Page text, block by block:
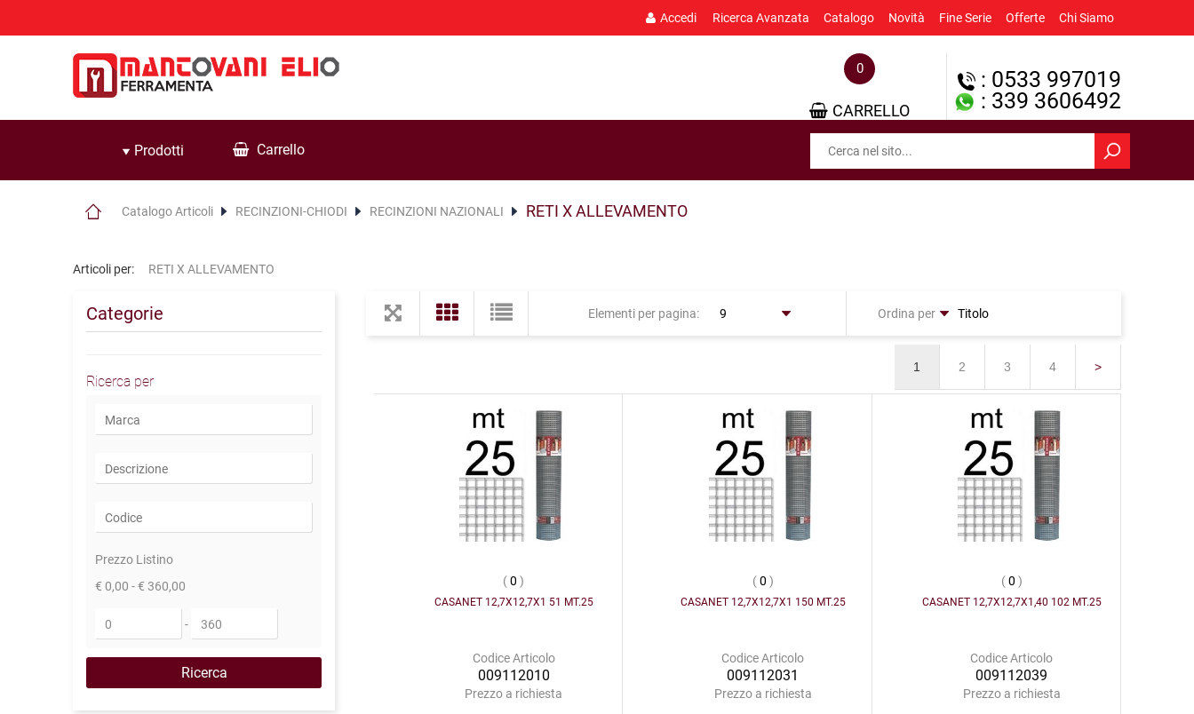
Ricerca Avanzata Catalogo Novità Fine Serie Offerte Chi Siamo
Accedi
: 0533 997019
: 339 3606492
0
CARRELLO
Prodotti Carrello
Catalogo Articoli RECINZIONI-CHIODI RECINZIONI NAZIONALI RETI X ALLEVAMENTO
Articoli per: RETI X ALLEVAMENTO
Categorie
Ricerca per
Prezzo Listino
€ 0,00 - € 360,00
-
Elementi per pagina: Ordina per
1 2 3 4 >
(0)
CASANET 12,7X12,7X1 51 MT.25
Codice Articolo
009112010
Prezzo a richiesta
(0 )
CASANET 12,7X12,7X1 150 MT.25
Codice Articolo
009112031
Prezzo a richiesta
(0 )
CASANET 12,7X12,7X1,40 102 MT.25
Codice Articolo
009112039
Prezzo a richiesta